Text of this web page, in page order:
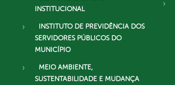
INSTITUCIONAL
INSTITUTO DE PREVIDÊNCIA DOS
SERVIDORES PÚBLICOS DO
MUNICÍPIO
MEIO AMBIENTE,
SUSTENTABILIDADE E MUDANÇA